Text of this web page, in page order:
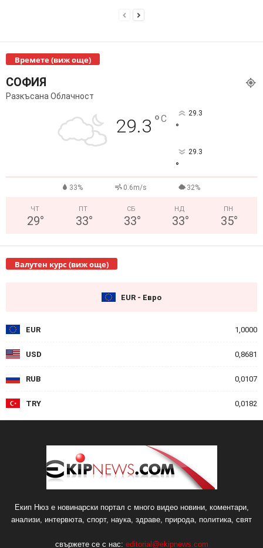
Времете (виж още)
СОФИЯ
Разкъсана Облачност
29.3 °C 29.3
°
29.3
°
33% 0.6m/s 32%
ЧТ
29°
ПТ
33°
СБ
33°
НД
33°
ПН
35°
Валутен курс (виж още)
EUR - Евро
EUR 1,0000
USD 0,8681
RUB 0,0107
TRY 0,0182
Екип Нюз е новинарски портал с много видео новини, коментари,
анализи, интервюта, спорт, наука, здраве, природа, политика, свят
свържете се с нас: editorial@ekipnews.com